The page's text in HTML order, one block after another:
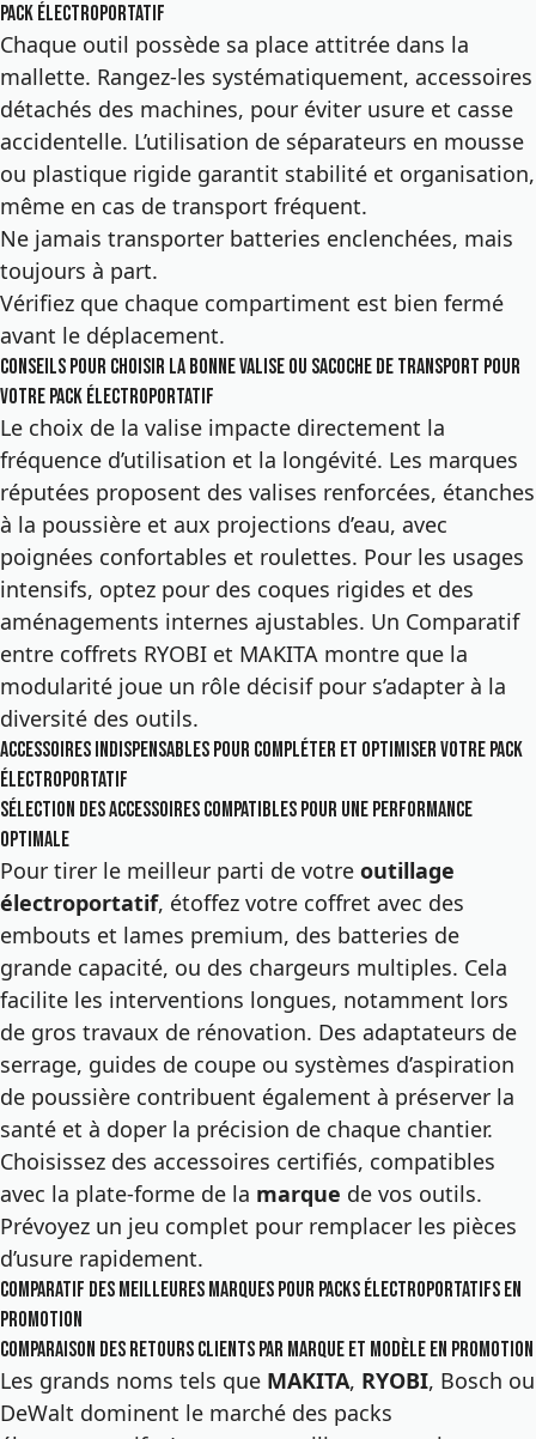
pack électroportatif
Chaque outil possède sa place attitrée dans la
mallette. Rangez-les systématiquement, accessoires
détachés des machines, pour éviter usure et casse
accidentelle. L’utilisation de séparateurs en mousse
ou plastique rigide garantit stabilité et organisation,
même en cas de transport fréquent.
Ne jamais transporter batteries enclenchées, mais
toujours à part.
Vérifiez que chaque compartiment est bien fermé
avant le déplacement.
Conseils pour choisir la bonne valise ou sacoche de transport pour
votre pack électroportatif
Le choix de la valise impacte directement la
fréquence d’utilisation et la longévité. Les marques
réputées proposent des valises renforcées, étanches
à la poussière et aux projections d’eau, avec
poignées confortables et roulettes. Pour les usages
intensifs, optez pour des coques rigides et des
aménagements internes ajustables. Un Comparatif
entre coffrets RYOBI et MAKITA montre que la
modularité joue un rôle décisif pour s’adapter à la
diversité des outils.
Accessoires indispensables pour compléter et optimiser votre pack
électroportatif
Sélection des accessoires compatibles pour une performance
optimale
Pour tirer le meilleur parti de votre outillage
électroportatif, étoffez votre coffret avec des
embouts et lames premium, des batteries de
grande capacité, ou des chargeurs multiples. Cela
facilite les interventions longues, notamment lors
de gros travaux de rénovation. Des adaptateurs de
serrage, guides de coupe ou systèmes d’aspiration
de poussière contribuent également à préserver la
santé et à doper la précision de chaque chantier.
Choisissez des accessoires certifiés, compatibles
avec la plate-forme de la marque de vos outils.
Prévoyez un jeu complet pour remplacer les pièces
d’usure rapidement.
Comparatif des meilleures marques pour packs électroportatifs en
promotion
Comparaison des retours clients par marque et modèle en promotion
Les grands noms tels que MAKITA, RYOBI, Bosch ou
DeWalt dominent le marché des packs